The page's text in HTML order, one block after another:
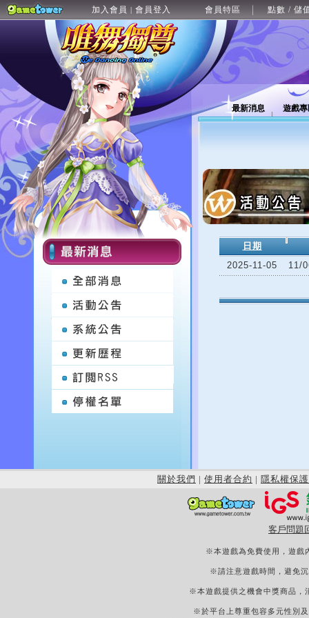
加入會員 | 會員登入 會員特區 點數 / 儲
最新消息 遊戲
日期
2025-11-05
11/
關於我們 | 使用者合約 | 隱私權保護
客戶問題
※本遊戲為免費使用，遊戲
※請注意遊戲時間，避免
※本遊戲提供之機會中獎商品，
※於平台上尊重包容多元性別